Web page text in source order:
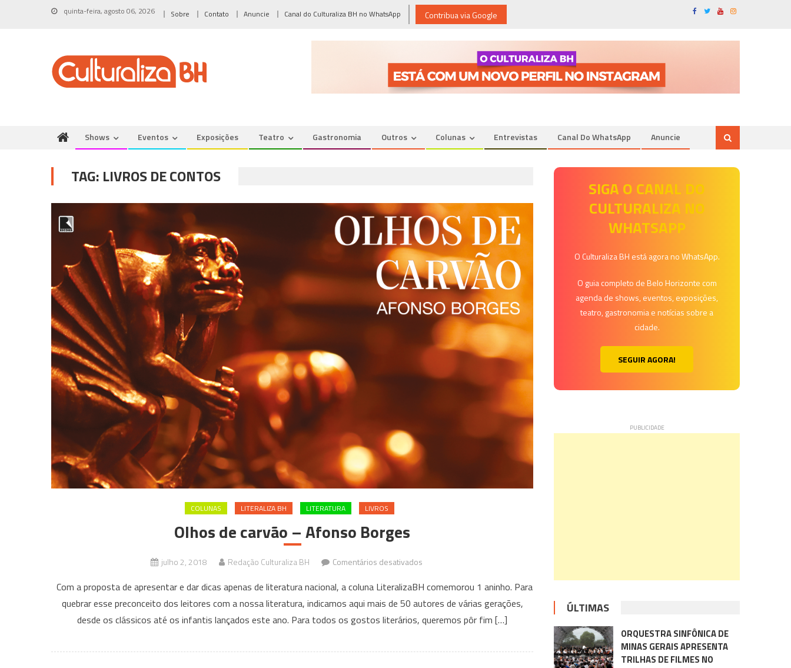
quinta-feira, agosto 06, 2026 Sobre Contato Anuncie Canal do Culturaliza BH no WhatsApp Contribua via Google
Shows Eventos Exposições Teatro Gastronomia Outros Colunas Entrevistas Canal Do WhatsApp Anuncie
TAG: LIVROS DE CONTOS
COLUNAS LITERALIZA BH LITERATURA LIVROS
Olhos de carvão – Afonso Borges
julho 2, 2018 Redação Culturaliza BH Comentários desativadosem
de
carvão
–
Borges
Com a proposta de apresentar e dar dicas apenas de literatura nacional, a coluna LiteralizaBH comemorou 1 aninho. Para
quebrar esse preconceito dos leitores com a nossa literatura, indicamos aqui mais de 50 autores de várias gerações,
desde os clássicos até os infantis lançados este ano. Para todos os gostos literários, queremos pôr fim […]
SIGA O CANAL DO
CULTURALIZA NO
WHATSAPP
O Culturaliza BH está agora no WhatsApp.
O guia completo de Belo Horizonte com
agenda de shows, eventos, exposições,
teatro, gastronomia e notícias sobre a
cidade.
SEGUIR AGORA!
ÚLTIMAS
ORQUESTRA SINFÔNICA DE
MINAS GERAIS APRESENTA
TRILHAS DE FILMES NO